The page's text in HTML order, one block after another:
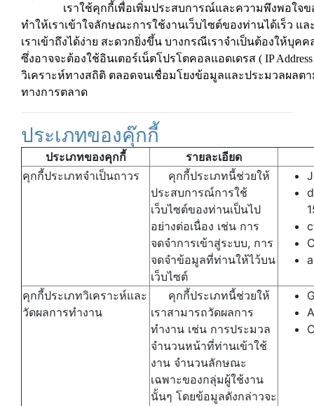
เราใช้คุกกี้เพื่อเพิ่มประสบการณ์และความพึงพอใจขอ
ทำให้เราเข้าใจลักษณะการใช้งานเว็บไซต์ของท่านได้เร็ว แล
เราเข้าถึงได้ง่าย สะดวกยิ่งขึ้น บางกรณีเราจำเป็นต้องให้บุค
ซึ่งอาจจะต้องใช้อินเตอร์เน็ตโปรโตคอลแอดเดรส ( IP
วิเคราะห์ทางสถิติ ตลอดจนเชื่อมโยงข้อมูลและประมวลผลต
ทางการตลาด
ประเภทของคุ๊กกี้
ประเภทของคุกกี้
รายละเอียด
คุกกี้ประเภทจำเป็นถาวร
คุกกี้ประเภทนี้ช่วยให้
ประสบการณ์การใช้
เว็บไซต์ของท่านเป็นไป
อย่างต่อเนื่อง เช่น การ
จดจำการเข้าสู่ระบบ, การ
จดจำข้อมูลที่ท่านให้ไว้บน
เว็บไซต์
คุกกี้ประเภทวิเคราะห์และ
วัดผลการทำงาน
คุกกี้ประเภทนี้ช่วยให้
เราสามารถวัดผลการ
ทำงาน เช่น การประมวล
จำนวนหน้าที่ท่านเข้าใช้
งาน จำนวนลักษณะ
เฉพาะของกลุ่มผู้ใช้งาน
นั้นๆ โดยข้อมูลดังกล่าวจะ